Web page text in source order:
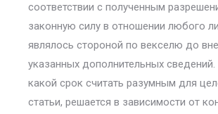
соответствии с полученным
законную силу в отношении любого
являлось стороной по векселю до
указанных дополнительных
какой срок считать разумным для
статьи, решается в зависимости от